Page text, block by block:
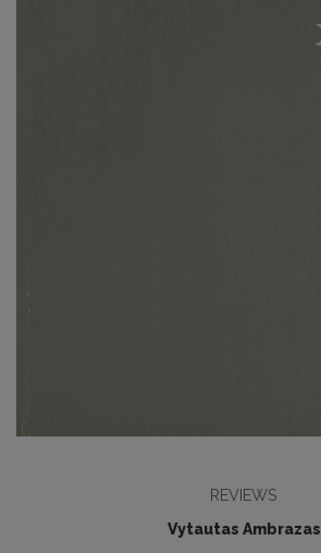
REVIEWS
Vytautas Ambrazas